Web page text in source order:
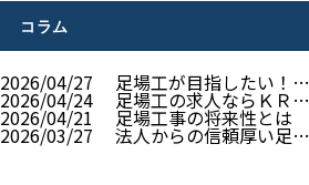
コラム
2026/04/27 足場工が目指したい！…
2026/04/24 足場工の求人ならＫＲ…
2026/04/21 足場工事の将来性とは
2026/03/27 法人からの信頼厚い足…